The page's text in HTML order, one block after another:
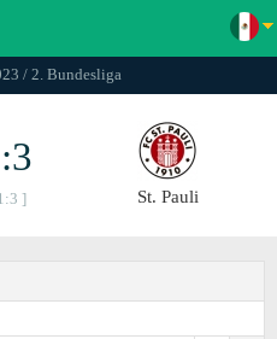
/ 2. Bundesliga
] St. Pauli